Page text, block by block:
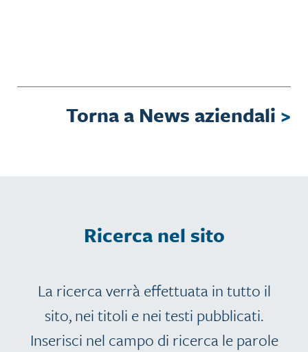
Torna a News aziendali >
Ricerca nel sito
La ricerca verrà effettuata in tutto il
sito, nei titoli e nei testi pubblicati.
Inserisci nel campo di ricerca le parole